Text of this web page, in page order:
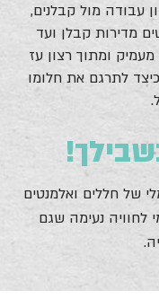
2015 לאחר ניסיון עבודה מול קבלנים,
מדירות קבלן ועד
ומתוך רצון עז
לתרגם את חלומו
של חללים ואלמנטים
לחוויה נעימה שגם